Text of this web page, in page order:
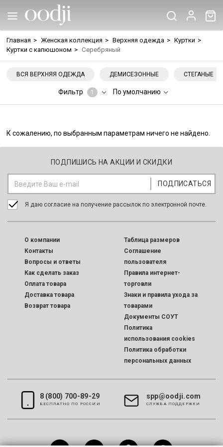
Главная > Женская коллекция > Верхняя одежда > Куртки >
Куртки с капюшоном > Серебряный
ВСЯ ВЕРХНЯЯ ОДЕЖДА ДЕМИСЕЗОННЫЕ СТЕГАНЫЕ
Фильтр 1 По умолчанию
К сожалению, по выбранным параметрам ничего не найдено.
ПОДПИШИСЬ НА АКЦИИ И СКИДКИ
Я даю согласие на получение рассылок по электронной почте.
O компании
Контакты
Вопросы и ответы
Как сделать заказ
Оплата товара
Доставка товара
Возврат товара
Таблица размеров
Соглашение
пользователя
Правила интернет-
торговли
Знаки и правила ухода за
товарами
Документы СОУТ
Политика
использования cookies
Политика обработки
персональных данных
8 (800) 700-89-29
БЕСПЛАТНО ПО РОССИИ
spp@oodji.com
CЛУЖБА ПОДДЕРЖКИ